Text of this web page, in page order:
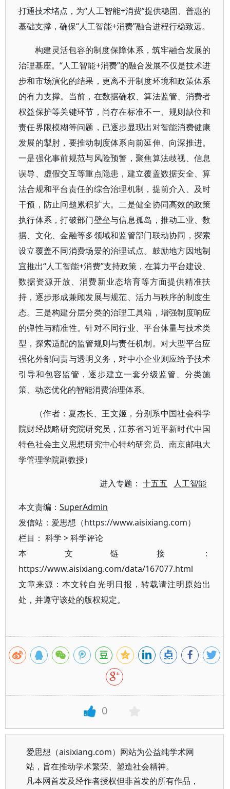
打通技术堵点，为“人工智能+消费”提供稳固、普惠的
基础支撑，确保“人工智能+消费”融合进程行稳致远。
构建灵活包容的制度保障体系，筑牢融合发展的
治理基座。“人工智能+消费”的融合发展不仅是技术进
步和市场演化的结果，更离不开制度环境和政策体系
的有力支撑。当前，在数据确权、算法监管、消费者
权益保护等关键环节，尚存在标准不一、规则缺位和
责任界限模糊等问题，已逐步显现出对智能消费健康
发展的掣肘，要推动制度体系向前延伸、向深推进。
一是强化事前规范与风险预警，聚焦算法歧视、信息
误导、虚假交互等重点隐患，建立覆盖数据安全、算
法合规和平台责任的综合治理机制，提前介入、及时
干预，防止问题累积扩大。二是健全协同高效的政策
执行体系，打破部门壁垒与信息孤岛，推动工业、数
据、文化、金融等多领域和监管部门联动协同，探索
设立覆盖不同消费场景的治理试点。鼓励地方因地制
宜推出“人工智能+消费”支持政策，在算力平台建设、
数据资源开放、消费新业态培育等方面提供精准扶
持，逐步形成兼顾发展与规范、活力与秩序的制度生
态。三是构建分层分类的治理工具箱，增强制度响应
的弹性与精准性。针对不同行业、平台体量与技术类
型，探索适配的监管规则与责任机制。对大型平台应
强化外部问责与透明义务，对中小企业则应给予技术
引导和包容监管，逐步建立一套分级监管、分类施
策、动态优化的智能消费治理体系。
（作者：夏杰长、王文姬，分别系中国社会科学
院财经战略研究院研究员，江苏省习近平新时代中国
特色社会主义思想研究中心特约研究员、南京邮电大
学管理学院副教授）
进入专题：十五五 人工智能
本文责编： SuperAdmin
发信站：爱思想（https://www.aisixiang.com）
栏目： 科学 >科学评论
本文链接：
https://www.aisixiang.com/data/167077.html
文章来源：本文转自光明日报，转载请注明原始出
处，并遵守该处的版权规定。
0
爱思想（aisixiang.com）网站为公益纯学术网
站，旨在推动学术繁荣、塑造社会精神。
凡本网首发及经作者授权但非首发的所有作品，